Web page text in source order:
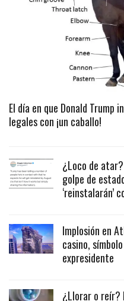
El día en que Donald Trump
legales con ¡un caballo!
¿Loco de
golpe de
‘reinstalarán’
Implosión en
casino,
expresidente
¿Llorar o reír?